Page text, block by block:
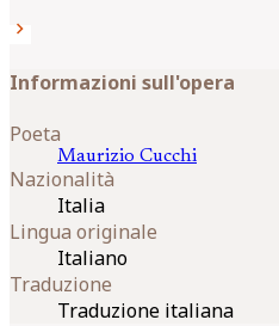
chevron_right
Informazioni sull'opera
Poeta
Maurizio Cucchi
Nazionalità
Italia
Lingua originale
Italiano
Traduzione
Traduzione italiana